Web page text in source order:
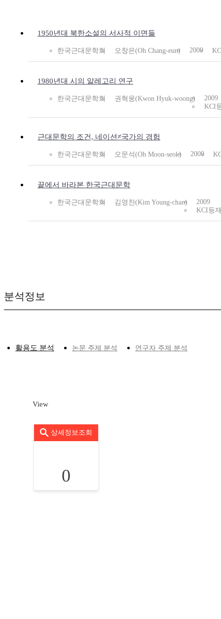
1950년대 북한소설의 서사적 이면들
한국근대문학회 오창은(Oh Chang-eun) 2009
1980년대 시의 알레고리 연구
한국근대문학회 권혁웅(Kwon Hyuk-woong)
2009
KCI
근대문학의 조건, 네이션≠국가의 경험
한국근대문학회 오문석(Oh Moon-seok) 2009
끝에서 바라본 한국근대문학
한국근대문학회 김영찬(Kim Young-chan)
2009
KCI등
분석정보
활용도 분석 논문 주제 분석 연구자 주제 분석
View
상세정보조회
0